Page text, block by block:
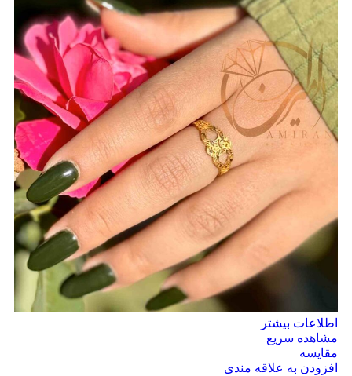
اطلاعات بیشتر
مشاهده سریع
مقایسه
افزودن به علاقه مندی